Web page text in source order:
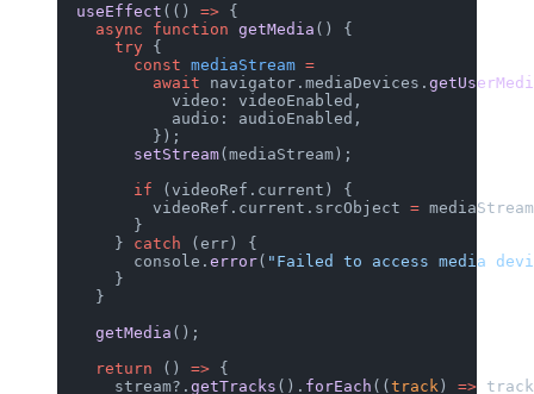
  useEffect
(() => {
    async
function getMedia () {
      try
{
        const
mediaStream =
          await
navigator.mediaDevices.
            video: videoEnabled,
            audio: audioEnabled,
          });
        setStream
(mediaStream);
        if
(videoRef.current) {
          videoRef.current.srcObject
        }
      }
catch
(err) {
        console.
error ( "Failed to access media
      }
    }
    getMedia
();
    return
() => {
      stream?.
getTracks ().forEach (( track ) =>